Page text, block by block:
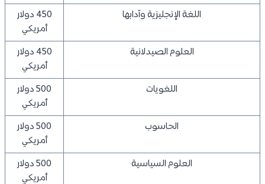
اللغة الإنجليزية وآدابها
450 دولار
أمريكي
العلوم الصيدلانية
450 دولار
أمريكي
اللغويات
500 دولار
أمريكي
الحاسوب
500 دولار
أمريكي
العلوم السياسية
500 دولار
أمريكي